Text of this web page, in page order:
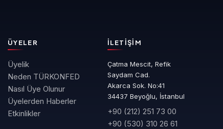
ÜYELER
Üyelik
Neden TÜRKONFED
Nasıl Üye Olunur
Üyelerden Haberler
Etkinlikler
İLETIŞIM
Çatma Mescit, Refik
Saydam Cad.
Akarca Sok. No:41
34437 Beyoğlu, İstanbul
+90 (212) 251 73 00
+90 (530) 310 26 61